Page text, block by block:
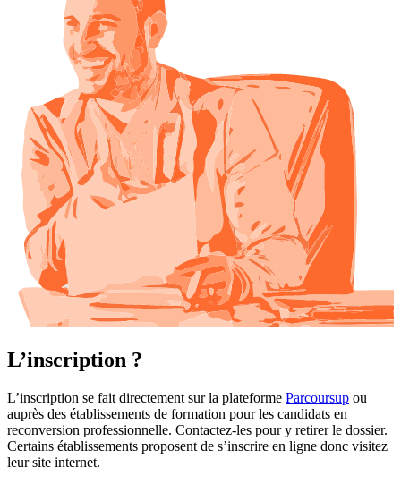
L’inscription ?
L’inscription se fait directement sur la plateforme Parcoursup ou
auprès des établissements de formation pour les candidats en
reconversion professionnelle. Contactez-les pour y retirer le dossier.
Certains établissements proposent de s’inscrire en ligne donc visitez
leur site internet.